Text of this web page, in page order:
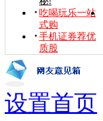
吃喝玩乐一站
式购
手机证券荐优
质股
设置首页